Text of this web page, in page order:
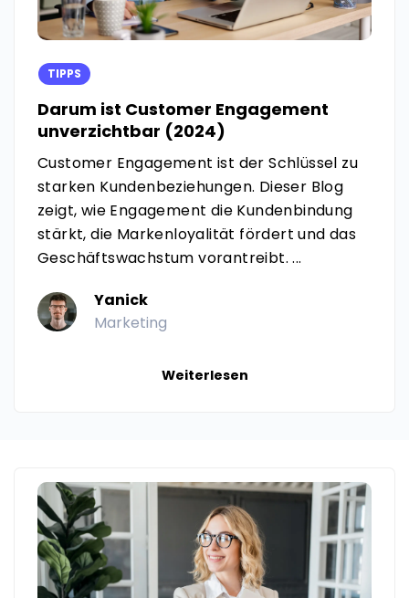
TIPPS
Darum ist Customer Engagement
unverzichtbar (2024)
Customer Engagement ist der Schlüssel zu
starken Kundenbeziehungen. Dieser Blog
zeigt, wie Engagement die Kundenbindung
stärkt, die Markenloyalität fördert und das
Geschäftswachstum vorantreibt. ...
Yanick
Marketing
Weiterlesen